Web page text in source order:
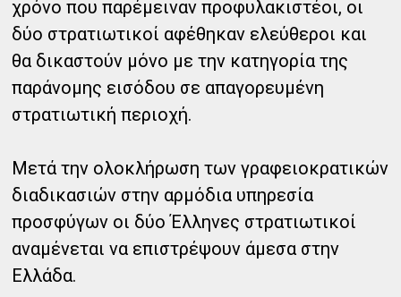
χρόνο που παρέμειναν προφυλακιστέοι, οι
δύο στρατιωτικοί αφέθηκαν ελεύθεροι και
θα δικαστούν μόνο με την κατηγορία της
παράνομης εισόδου σε απαγορευμένη
στρατιωτική περιοχή.
Μετά την ολοκλήρωση των γραφειοκρατικών
διαδικασιών στην αρμόδια υπηρεσία
προσφύγων οι δύο Έλληνες στρατιωτικοί
αναμένεται να επιστρέψουν άμεσα στην
Ελλάδα.